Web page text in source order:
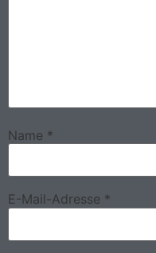
Name *
E-Mail-Adresse *